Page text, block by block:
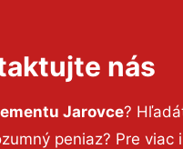
nás
Jarovce?
peniaz? Pre viac